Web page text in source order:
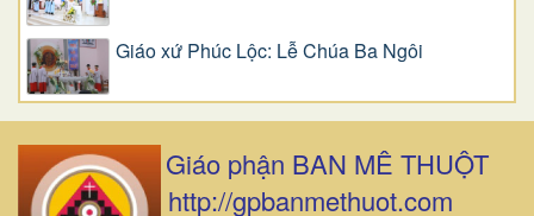
Giáo xứ Phúc Lộc: Lễ Chúa Ba Ngôi
Giáo phận BAN MÊ THUỘT
http://gpbanmethuot.com